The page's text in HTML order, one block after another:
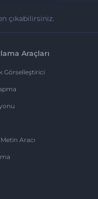
çıkabilirsiniz.
Araçları
Görselleştirici
Aracı